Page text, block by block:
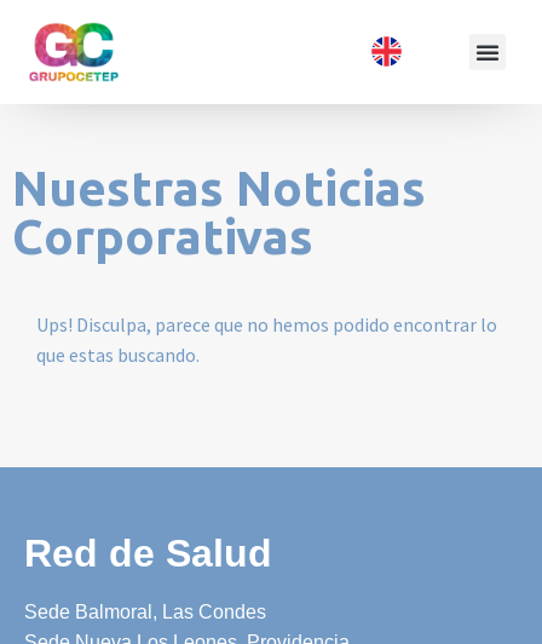
Nuestras Noticias
Corporativas
Ups! Disculpa, parece que no hemos podido encontrar lo
que estas buscando.
Red de Salud
Sede Balmoral, Las Condes